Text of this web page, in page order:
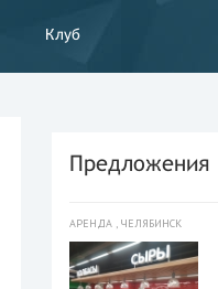
Клуб
Предложения
АРЕНДА , ЧЕЛЯБИНСК